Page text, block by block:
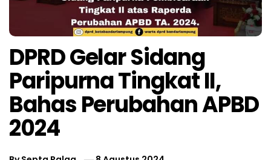
DPRD Gelar Sidang
Paripurna Tingkat II,
Bahas Perubahan APBD
2024